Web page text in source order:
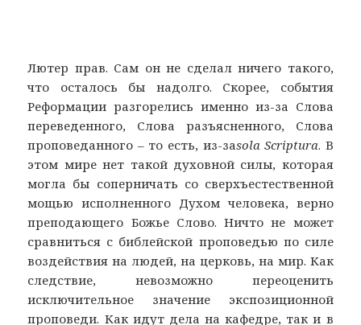
Лютер прав. Сам он не сделал ничего такого,
что осталось бы надолго. Скорее, события
Реформации разгорелись именно из-за Слова
переведенного, Слова разъясненного, Слова
проповеданного – то есть, из-заsola Scriptura. В
этом мире нет такой духовной силы, которая
могла бы соперничать со сверхъестественной
мощью исполненного Духом человека, верно
преподающего Божье Слово. Ничто не может
сравниться с библейской проповедью по силе
воздействия на людей, на церковь, на мир. Как
следствие, невозможно переоценить
исключительное значение экспозиционной
проповеди. Как идут дела на кафедре, так и в